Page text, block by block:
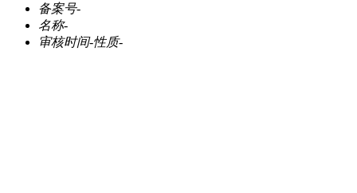
备案号-
名称-
审核时间-性质-